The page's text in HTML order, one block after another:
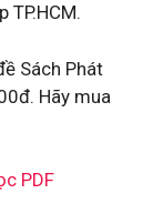
Sách Phát
Hãy mua
PDF